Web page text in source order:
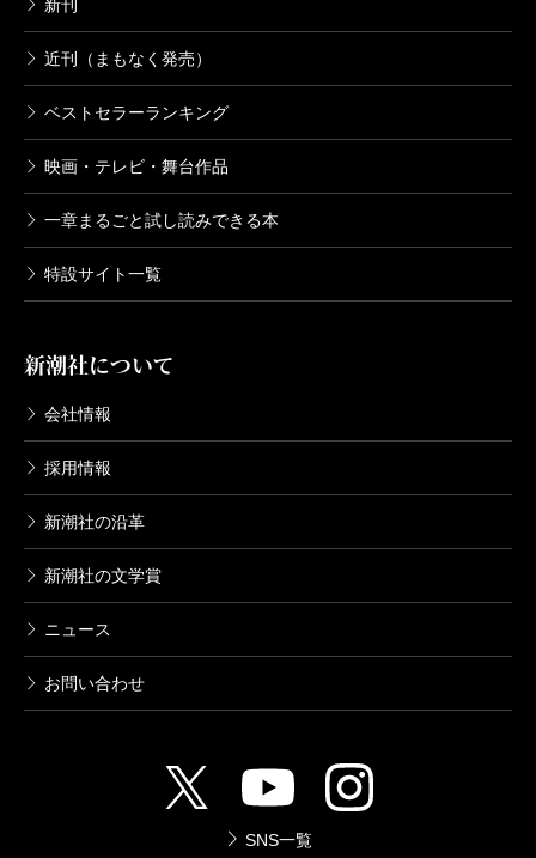
新刊
近刊（まもなく発売）
ベストセラーランキング
映画・テレビ・舞台作品
一章まるごと試し読みできる本
特設サイト一覧
新潮社について
会社情報
採用情報
新潮社の沿革
新潮社の文学賞
ニュース
お問い合わせ
SNS一覧